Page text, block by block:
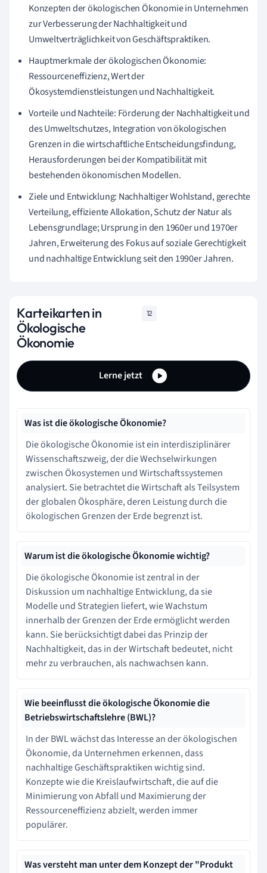
Konzepten der ökologischen Ökonomie in Unternehmen
zur Verbesserung der Nachhaltigkeit und
Umweltverträglichkeit von Geschäftspraktiken.
Hauptmerkmale der ökologischen Ökonomie:
Ressourceneffizienz, Wert der
Ökosystemdienstleistungen und Nachhaltigkeit.
Vorteile und Nachteile: Förderung der Nachhaltigkeit und
des Umweltschutzes, Integration von ökologischen
Grenzen in die wirtschaftliche Entscheidungsfindung,
Herausforderungen bei der Kompatibilität mit
bestehenden ökonomischen Modellen.
Ziele und Entwicklung: Nachhaltiger Wohlstand, gerechte
Verteilung, effiziente Allokation, Schutz der Natur als
Lebensgrundlage; Ursprung in den 1960er und 1970er
Jahren, Erweiterung des Fokus auf soziale Gerechtigkeit
und nachhaltige Entwicklung seit den 1990er Jahren.
Karteikarten in
Ökologische
Ökonomie
12
Lerne jetzt
Was ist die ökologische Ökonomie?
Die ökologische Ökonomie ist ein interdisziplinärer
Wissenschaftszweig, der die Wechselwirkungen
zwischen Ökosystemen und Wirtschaftssystemen
analysiert. Sie betrachtet die Wirtschaft als Teilsystem
der globalen Ökosphäre, deren Leistung durch die
ökologischen Grenzen der Erde begrenzt ist.
Warum ist die ökologische Ökonomie wichtig?
Die ökologische Ökonomie ist zentral in der
Diskussion um nachhaltige Entwicklung, da sie
Modelle und Strategien liefert, wie Wachstum
innerhalb der Grenzen der Erde ermöglicht werden
kann. Sie berücksichtigt dabei das Prinzip der
Nachhaltigkeit, das in der Wirtschaft bedeutet, nicht
mehr zu verbrauchen, als nachwachsen kann.
Wie beeinflusst die ökologische Ökonomie die
Betriebswirtschaftslehre (BWL)?
In der BWL wächst das Interesse an der ökologischen
Ökonomie, da Unternehmen erkennen, dass
nachhaltige Geschäftspraktiken wichtig sind.
Konzepte wie die Kreislaufwirtschaft, die auf die
Minimierung von Abfall und Maximierung der
Ressourceneffizienz abzielt, werden immer
populärer.
Was versteht man unter dem Konzept der "Produkt